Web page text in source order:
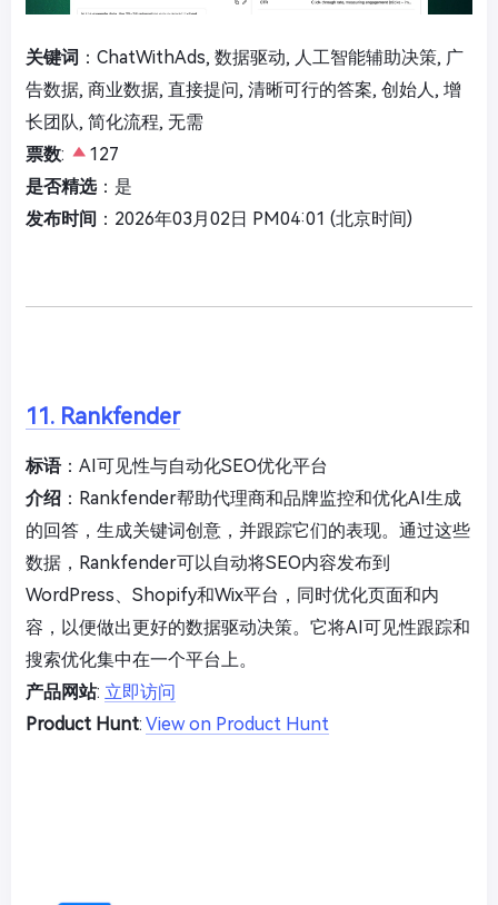
关键词 ：ChatWithAds, 数据驱动, 人工智能辅助决策, 广
告数据, 商业数据, 直接提问, 清晰可行的答案, 创始人, 增
长团队, 简化流程, 无需
票数:
127
是否精选：是
发布时间 ：2026年03月02日 PM04:01 (北京时间)
11. Rankfender
标语：AI可见性与自动化SEO优化平台
介绍 ：Rankfender帮助代理商和品牌监控和优化AI生成
的回答，生成关键词创意，并跟踪它们的表现。通过这些
数据，Rankfender可以自动将SEO内容发布到
WordPress、Shopify和Wix平台，同时优化页面和内
容，以便做出更好的数据驱动决策。它将AI可见性跟踪和
搜索优化集中在一个平台上。
产品网站: 立即访问
Product Hunt: View on Product Hunt